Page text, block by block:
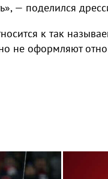
— поделился
к так
не оформляют